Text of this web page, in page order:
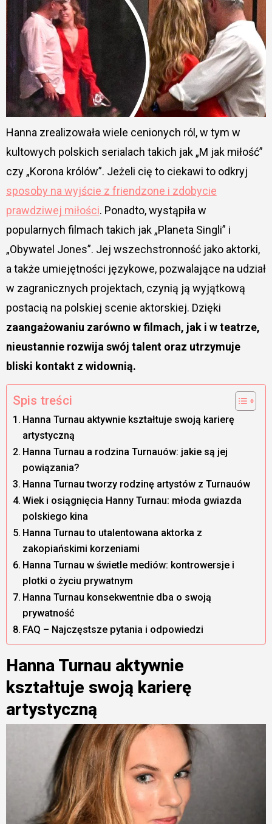
Hanna zrealizowała wiele cenionych ról, w tym w
kultowych polskich serialach takich jak „M jak miłość”
czy „Korona królów”. Jeżeli cię to ciekawi to odkryj
sposoby na wyjście z friendzone i zdobycie
prawdziwej miłości. Ponadto, wystąpiła w
popularnych filmach takich jak „Planeta Singli” i
„Obywatel Jones”. Jej wszechstronność jako aktorki,
a także umiejętności językowe, pozwalające na udział
w zagranicznych projektach, czynią ją wyjątkową
postacią na polskiej scenie aktorskiej. Dzięki
zaangażowaniu zarówno w filmach, jak i w teatrze,
nieustannie rozwija swój talent oraz utrzymuje
bliski kontakt z widownią.
Spis treści
Hanna Turnau aktywnie kształtuje swoją karierę
artystyczną
Hanna Turnau a rodzina Turnauów: jakie są jej
powiązania?
Hanna Turnau tworzy rodzinę artystów z Turnauów
Wiek i osiągnięcia Hanny Turnau: młoda gwiazda
polskiego kina
Hanna Turnau to utalentowana aktorka z
zakopiańskimi korzeniami
Hanna Turnau w świetle mediów: kontrowersje i
plotki o życiu prywatnym
Hanna Turnau konsekwentnie dba o swoją
prywatność
FAQ – Najczęstsze pytania i odpowiedzi
Hanna Turnau aktywnie
kształtuje swoją karierę
artystyczną